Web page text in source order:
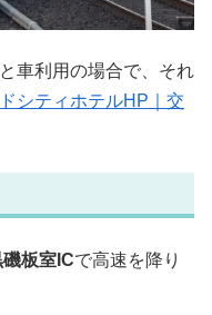
車利用の場合で、それ
ドシティホテルHP｜交
板室ICで高速を降り